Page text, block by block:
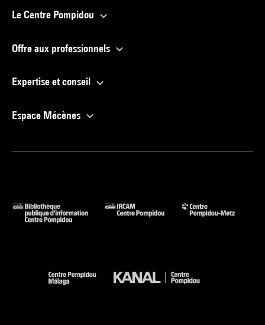
Le Centre Pompidou
Offre aux professionnels
Expertise et conseil
Espace Mécènes